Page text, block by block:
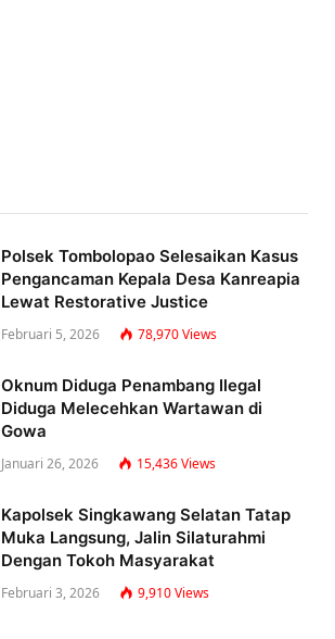
Polsek Tombolopao Selesaikan Kasus
Pengancaman Kepala Desa Kanreapia
Lewat Restorative Justice
Februari 5, 2026 78,970Views
Oknum Diduga Penambang Ilegal
Diduga Melecehkan Wartawan di
Gowa
Januari 26, 2026 15,436Views
Kapolsek Singkawang Selatan Tatap
Muka Langsung, Jalin Silaturahmi
Dengan Tokoh Masyarakat
Februari 3, 2026 9,910Views